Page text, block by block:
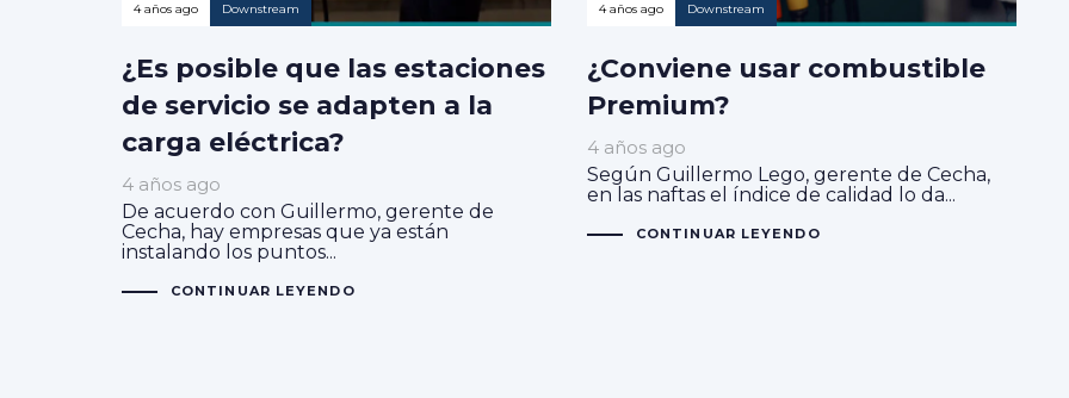
4 años ago Downstream
¿Es posible que las estaciones
de servicio se adapten a la
carga eléctrica?
4 años ago
De acuerdo con Guillermo, gerente de
Cecha, hay empresas que ya están
instalando los puntos...
CONTINUAR LEYENDO
4 años ago Downstream
¿Conviene usar combustible
Premium?
4 años ago
Según Guillermo Lego, gerente de Cecha,
en las naftas el índice de calidad lo da...
CONTINUAR LEYENDO